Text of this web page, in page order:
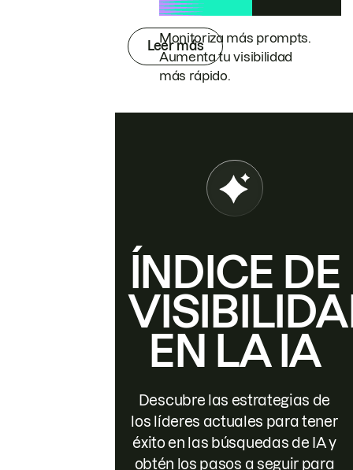
Monitoriza más prompts.
Aumenta tu visibilidad
más rápido.
Leer más
ÍNDICE DE
EN LA IA
Descubre las estrategias de
los líderes actuales para tener
éxito en las búsquedas de IA y
obtén los pasos a seguir para